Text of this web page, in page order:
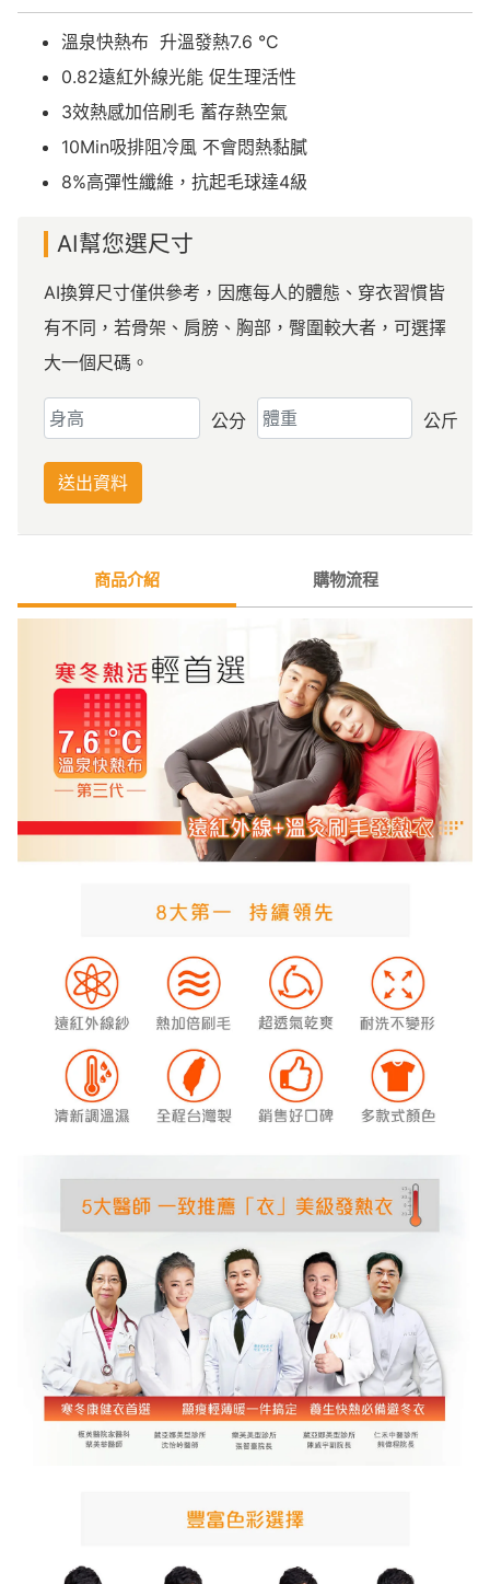
溫泉快熱布 升溫發熱7.6 °C
0.82遠紅外線光能 促生理活性
3效熱感加倍刷毛 蓄存熱空氣
10Min吸排阻冷風 不會悶熱黏膩
8%高彈性纖維，抗起毛球達4級
AI幫您選尺寸
AI換算尺寸僅供參考，因應每人的體態、穿衣習慣皆
有不同，若骨架、肩膀、胸部，臀圍較大者，可選擇
大一個尺碼。
公分 公斤
送出資料
商品介紹 購物流程